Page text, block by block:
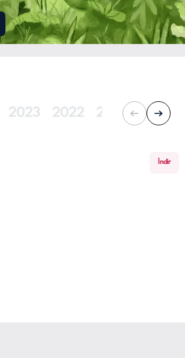
2023 2022 2021 2020
İndir